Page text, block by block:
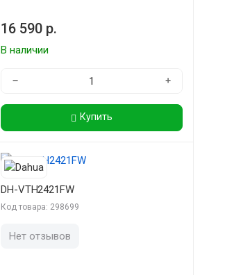
16 590 р.
В наличии
− +
Купить
DH-VTH2421FW
Код товара: 298699
Нет отзывов